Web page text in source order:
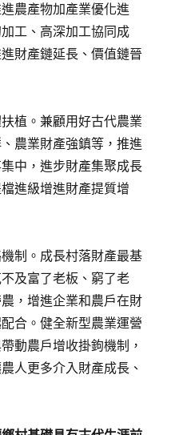
農產物加產業優化進
工、高深加工協同成
財產鏈延長、價值鏈晉
植。兼顧用好古代農業
農業財產強鎮等，推進
中，進步財產集聚成長
進級增進財產提質增
制。成長村落財產最基
及富了老板、窮了老
，增進企業和農戶在財
合。健全新型農業運營
動農戶增收掛鉤機制，
人更多介入財產成長、